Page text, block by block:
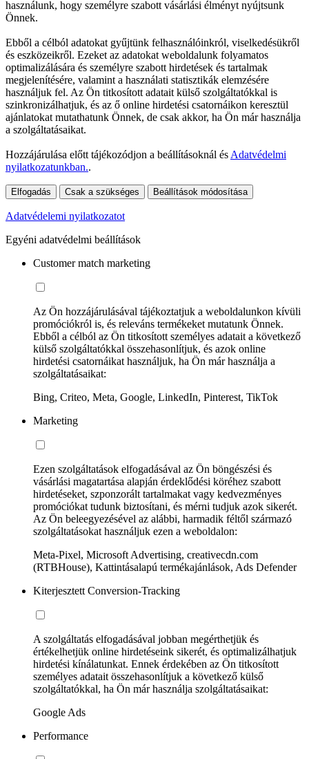
használunk, hogy személyre szabott vásárlási élményt nyújtsunk
Önnek.
Ebből a célból adatokat gyűjtünk felhasználóinkról, viselkedésükről
és eszközeikről. Ezeket az adatokat weboldalunk folyamatos
optimalizálására és személyre szabott hirdetések és tartalmak
megjelenítésére, valamint a használati statisztikák elemzésére
használjuk fel. Az Ön titkosított adatait külső szolgáltatókkal is
szinkronizálhatjuk, és az ő online hirdetési csatornáikon keresztül
ajánlatokat mutathatunk Önnek, de csak akkor, ha Ön már használja
a szolgáltatásaikat.
Hozzájárulása előtt tájékozódjon a beállításoknál és Adatvédelmi
nyilatkozatunkban..
Elfogadás Csak a szükséges Beállítások módosítása
Adatvédelemi nyilatkozatot
Egyéni adatvédelmi beállítások
Customer match marketing
Az Ön hozzájárulásával tájékoztatjuk a weboldalunkon kívüli
promóciókról is, és releváns termékeket mutatunk Önnek.
Ebből a célból az Ön titkosított személyes adatait a következő
külső szolgáltatókkal összehasonlítjuk, és azok online
hirdetési csatornáikat használjuk, ha Ön már használja a
szolgáltatásaikat:
Bing, Criteo, Meta, Google, LinkedIn, Pinterest, TikTok
Marketing
Ezen szolgáltatások elfogadásával az Ön böngészési és
vásárlási magatartása alapján érdeklődési köréhez szabott
hirdetéseket, szponzorált tartalmakat vagy kedvezményes
promóciókat tudunk biztosítani, és mérni tudjuk azok sikerét.
Az Ön beleegyezésével az alábbi, harmadik féltől származó
szolgáltatásokat használjuk ezen a weboldalon:
Meta-Pixel, Microsoft Advertising, creativecdn.com
(RTBHouse), Kattintásalapú termékajánlások, Ads Defender
Kiterjesztett Conversion-Tracking
A szolgáltatás elfogadásával jobban megérthetjük és
értékelhetjük online hirdetéseink sikerét, és optimalizálhatjuk
hirdetési kínálatunkat. Ennek érdekében az Ön titkosított
személyes adatait összehasonlítjuk a következő külső
szolgáltatókkal, ha Ön már használja szolgáltatásaikat:
Google Ads
Performance